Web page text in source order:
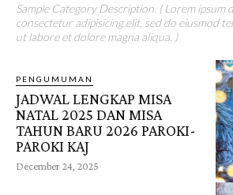
Sample Category Description. ( Lorem ipsum
consectetur adipisicing elit, sed do eiusmod
ut labore et dolore magna aliqua. )
PENGUMUMAN
JADWAL LENGKAP MISA
NATAL 2025 DAN MISA
TAHUN BARU 2026 PAROKI-
PAROKI KAJ
December 24, 2025